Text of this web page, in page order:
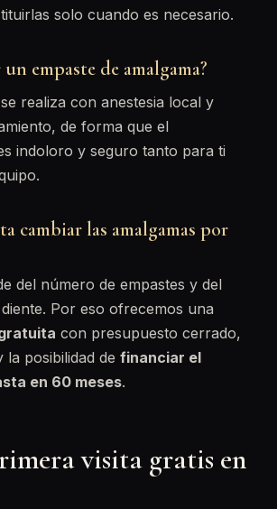
solo cuando es necesario.
empaste de amalgama?
realiza con anestesia local y
de forma que el
indoloro y seguro tanto para ti
cambiar las amalgamas por
del número de empastes y del
Por eso ofrecemos una
con presupuesto cerrado,
posibilidad de financiar el
en 60 meses.
visita gratis en